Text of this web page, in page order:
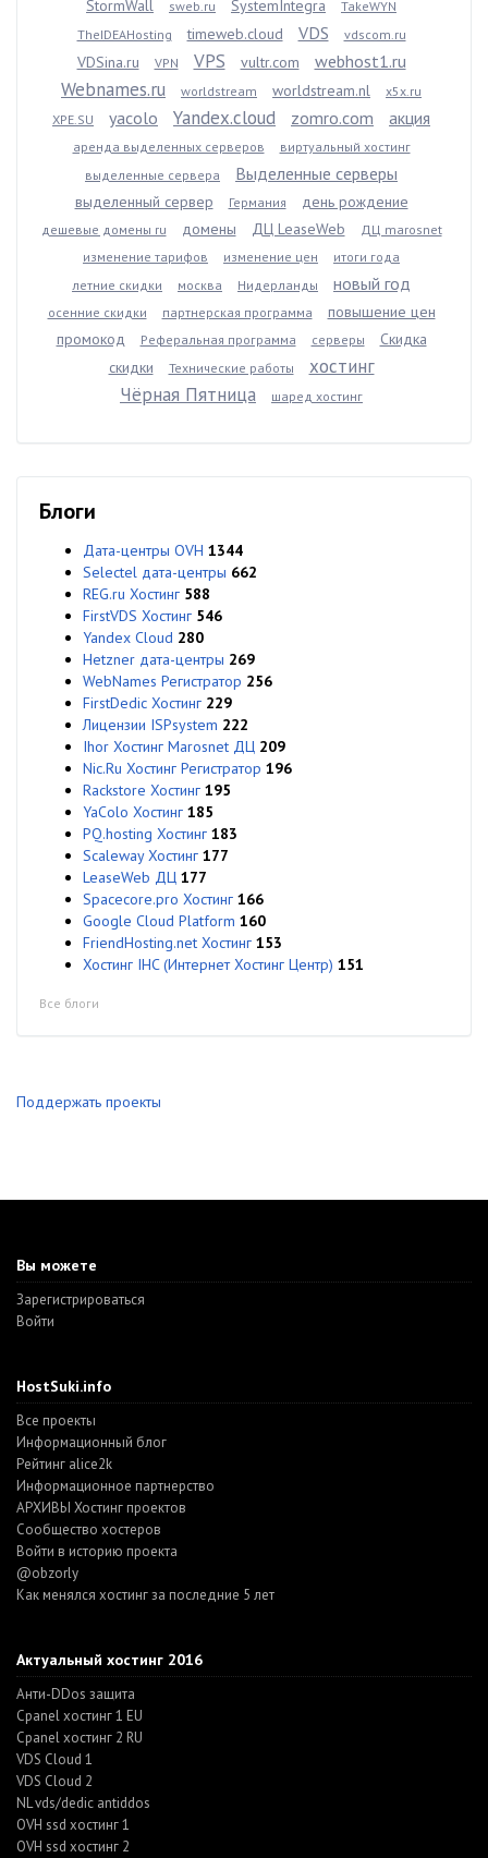
StormWall sweb.ru SystemIntegra
TakeWYN
TheIDEAHosting
timeweb.cloud VDS vdscom.ru
VDSina.ru VPN VPS vultr.com webhost1.ru
Webnames.ru worldstream worldstream.nl
x5x.ru
XPE.SU
yacolo Yandex.cloud zomro.com акция
аренда выделенных серверов
виртуальный хостинг
выделенные сервера
Выделенные серверы
выделенный сервер Германия день рождение
дешевые домены ru домены ДЦ LeaseWeb
ДЦ marosnet
изменение тарифов
изменение цен
итоги года
летние скидки
москва Нидерланды новый год
осенние скидки партнерская программа
повышение цен
промокод
Реферальная программа серверы
Скидка
скидки
Технические работы
хостинг
Чёрная Пятница
шаред хостинг
Блоги
Дата-центры OVH 1344
Selectel дата-центры 662
REG.ru Хостинг 588
FirstVDS Хостинг 546
Yandex Cloud 280
Hetzner дата-центры 269
WebNames Регистратор 256
FirstDedic Хостинг 229
Лицензии ISPsystem 222
Ihor Хостинг Marosnet ДЦ 209
Nic.Ru Хостинг Регистратор 196
Rackstore Хостинг 195
YaColo Хостинг 185
PQ.hosting Хостинг 183
Scaleway Хостинг 177
LeaseWeb ДЦ 177
Spacecore.pro Хостинг 166
Google Cloud Platform 160
FriendHosting.net Хостинг 153
Хостинг IHC (Интернет Хостинг Центр) 151
Все блоги
Поддержать проекты
Вы можете
Зарегистрироваться
Войти
HostSuki.info
Все проекты
Информационный блог
Рейтинг alice2k
Информационное партнерство
АРХИВЫ Хостинг проектов
Cообщество хостеров
Войти в историю проекта
@obzorly
Как менялся хостинг за последние 5 лет
Актуальный хостинг 2016
Анти-DDos защита
Cpanel хостинг 1 EU
Cpanel хостинг 2 RU
VDS Cloud 1
VDS Cloud 2
NL vds/dedic antiddos
OVH ssd хостинг 1
OVH ssd хостинг 2